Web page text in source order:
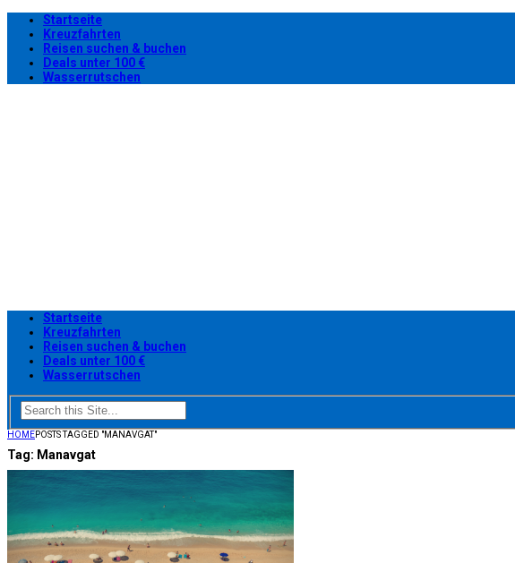
Startseite
Kreuzfahrten
Reisen suchen & buchen
Deals unter 100 €
Wasserrutschen
Startseite
Kreuzfahrten
Reisen suchen & buchen
Deals unter 100 €
Wasserrutschen
HOMEPOSTS TAGGED "MANAVGAT"
Tag: Manavgat